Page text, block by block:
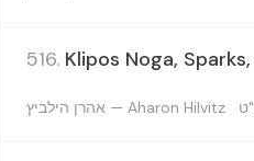
516. Klipos Noga,
אהרן הילביץ — Aharon Hilvitz